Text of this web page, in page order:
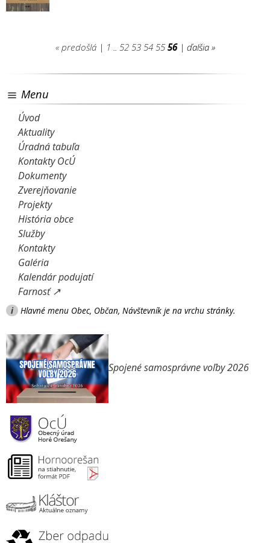
« predošlá| 1 .. 52 53 54 55 56| ďalšia »
Menu
Úvod
Aktuality
Úradná tabuľa
Kontakty OcÚ
Dokumenty
Zverejňovanie
Projekty
História obce
Služby
Kontakty
Galéria
Kalendár podujatí
Farnosť ↗
i Hlavné menu Obec, Občan, Návštevník je na vrchu stránky.
Spojené samosprávne voľby 2026